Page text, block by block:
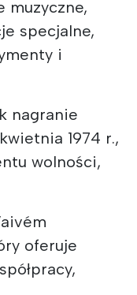
muzyczne,
specjalne,
i
nagranie
1974 r.,
wolności,
oferuje